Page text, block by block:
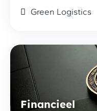
Green Logistics
Financieel